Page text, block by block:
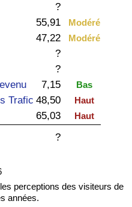
?
55,91 Modéré
47,22 Modéré
?
?
7,15 Bas
Trafic 48,50 Haut
65,03 Haut
?
perceptions des visiteurs de
années.
par Pays